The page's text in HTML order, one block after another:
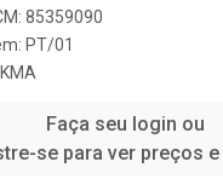
85359090
PT/01
Faça seu login ou
se para ver preços